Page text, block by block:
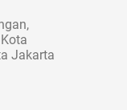
Jakarta